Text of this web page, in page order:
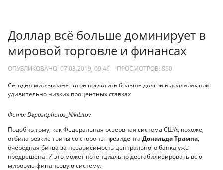
Доллар всё больше доминирует в
мировой торговле и финансах
ОПУБЛИКОВАНО: 07.03.2019, 09:46 ПРОСМОТРОВ: 860
Сегодня мир вполне готов поглотить больше долгов в долларах при
удивительно низких процентных ставках
Фото: Depositphotos_NikiLitov
Подобно тому, как Федеральная резервная система США, похоже,
отбила резкие твиты со стороны президента Дональда Трампа,
очередная битва за независимость центрального банка уже
предрешена. И это может потенциально дестабилизировать всю
мировую финансовую систему.